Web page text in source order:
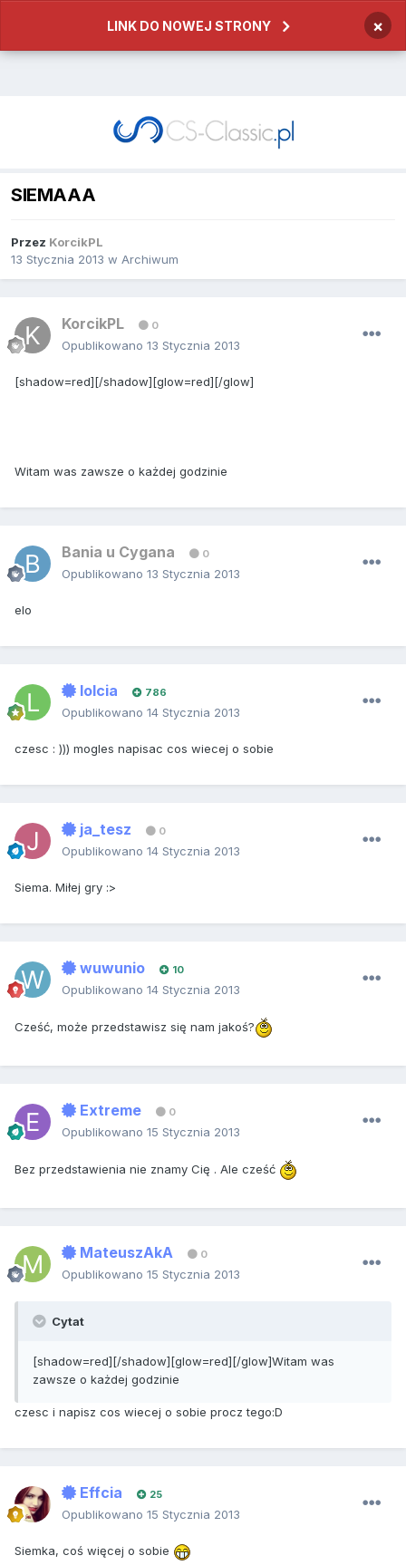
LINK DO NOWEJ STRONY ×
SIEMAAA
Przez KorcikPL
13 Stycznia 2013 w Archiwum
KorcikPL 0
Opublikowano 13 Stycznia 2013
[shadow=red][/shadow][glow=red][/glow]
Witam was zawsze o każdej godzinie
Bania u Cygana 0
Opublikowano 13 Stycznia 2013
elo
lolcia 786
Opublikowano 14 Stycznia 2013
czesc : ))) mogles napisac cos wiecej o sobie
ja_tesz 0
Opublikowano 14 Stycznia 2013
Siema. Miłej gry :>
wuwunio 10
Opublikowano 14 Stycznia 2013
Cześć, może przedstawisz się nam jakoś?
Extreme 0
Opublikowano 15 Stycznia 2013
Bez przedstawienia nie znamy Cię . Ale cześć
MateuszAkA 0
Opublikowano 15 Stycznia 2013
Cytat
[shadow=red][/shadow][glow=red][/glow]Witam was
zawsze o każdej godzinie
czesc i napisz cos wiecej o sobie procz tego:D
Effcia 25
Opublikowano 15 Stycznia 2013
Siemka, coś więcej o sobie